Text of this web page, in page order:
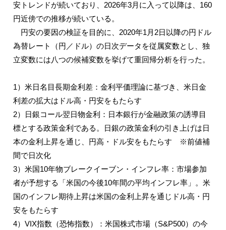
安トレンドが続いており、2026年3月に入って以降は、160
円近傍での推移が続いている。
円安の要因の検証を目的に、2020年1月2日以降の円ドル
為替レート（円／ドル）の日次データを従属変数とし、独
立変数には八つの候補変数を挙げて重回帰分析を行った。
1）米日名目長期金利差：金利平価理論に基づき、米日金
利差の拡大はドル高・円安をもたらす
2）日銀コール翌日物金利：日本銀行が金融政策の誘導目
標とする政策金利である。日銀の政策金利の引き上げは日
本の金利上昇を通じ、円高・ドル安をもたらす ※前値補
間で日次化
3）米国10年物ブレークイーブン・インフレ率：市場参加
者が予想する「米国の今後10年間の平均インフレ率」。米
国のインフレ期待上昇は米国の金利上昇を通じドル高・円
安をもたらす
4）VIX指数（恐怖指数）：米国株式市場（S&P500）の今